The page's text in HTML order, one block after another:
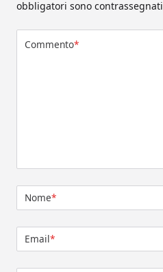
obbligatori sono contrassegnati
Commento*
Nome*
Email*